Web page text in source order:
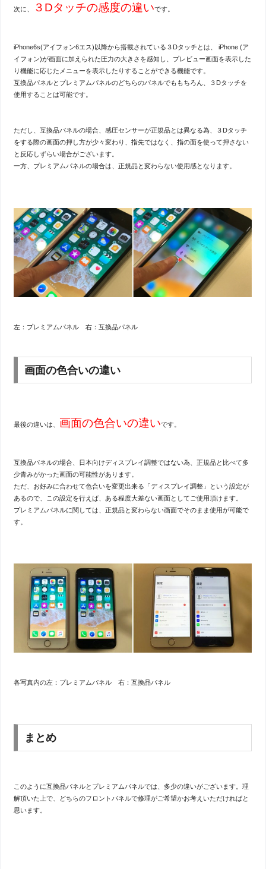
次に、 ３Dタッチの感度の違いです。
iPhone6s(アイフォン6エス)以降から搭載されている３Dタッチとは、 iPhone (ア
イフォン)が画面に加えられた圧力の大きさを感知し、プレビュー画面を表示した
り機能に応じたメニューを表示したりすることができる機能です。
互換品パネルとプレミアムパネルのどちらのパネルでももちろん、３Dタッチを
使用することは可能です。
ただし、互換品パネルの場合、感圧センサーが正規品とは異なる為、３Dタッチ
をする際の画面の押し方が少々変わり、指先ではなく、指の面を使って押さない
と反応しずらい場合がございます。
一方、プレミアムパネルの場合は、正規品と変わらない使用感となります。
左：プレミアムパネル 右：互換品パネル
画面の色合いの違い
最後の違いは、 画面の色合いの違いです。
互換品パネルの場合、日本向けディスプレイ調整ではない為、正規品と比べて多
少青みがかった画面の可能性があります。
ただ、お好みに合わせて色合いを変更出来る「ディスプレイ調整」という設定が
あるので、この設定を行えば、ある程度大差ない画面としてご使用頂けます。
プレミアムパネルに関しては、正規品と変わらない画面でそのまま使用が可能で
す。
各写真内の左：プレミアムパネル 右：互換品パネル
まとめ
このように互換品パネルとプレミアムパネルでは、多少の違いがございます。理
解頂いた上で、どちらのフロントパネルで修理がご希望かお考えいただければと
思います。